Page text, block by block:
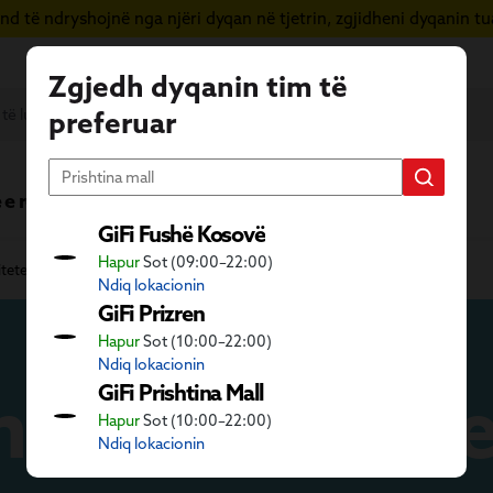
të ndryshojnë nga njëri dyqan në tjetrin, zgjidheni dyqanin
Zgjedh dyqanin tim të
preferuar
GiFi Fushë Kosovë
HapurSot (09:00–22:00)
Ndiq lokacionin
GiFi Prizren
HapurSot (10:00–22:00)
Ndiq lokacionin
GiFi Prishtina Mall
HapurSot (10:00–22:00)
Ndiq lokacionin
re Vera në GiFi Fletushka
Lojëra krijuese Vizatim, ngjyrosje dhe pikturë